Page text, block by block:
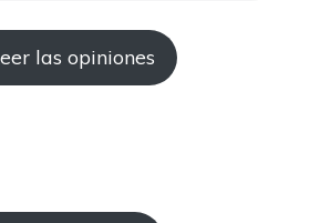
las opiniones